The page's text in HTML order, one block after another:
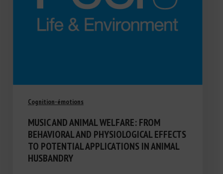
Cognition-émotions
MUSIC AND ANIMAL WELFARE: FROM
BEHAVIORAL AND PHYSIOLOGICAL EFFECTS
TO POTENTIAL APPLICATIONS IN ANIMAL
HUSBANDRY